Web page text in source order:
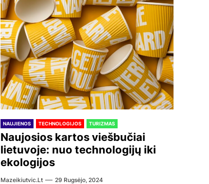
NAUJIENOS TECHNOLOGIJOS TURIZMAS
Naujosios kartos viešbučiai
lietuvoje: nuo technologijų iki
ekologijos
Mazeikiutvic.lt 29 Rugsėjo, 2024